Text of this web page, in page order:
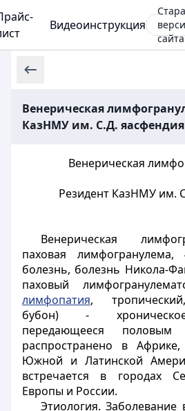
Видеоинструкция
сайта
Венерическая
КазНМУ им. С.Д.
Венерическая
Резидент КазНМУ им.
Венерическая
паховая лимфогранулема,
болезнь, болезнь Никола-
паховый
лимфопатия,
бубон) -
передающееся
распространено в
Южной и Латинской
встречается в городах
Европы и России.
Этиология.